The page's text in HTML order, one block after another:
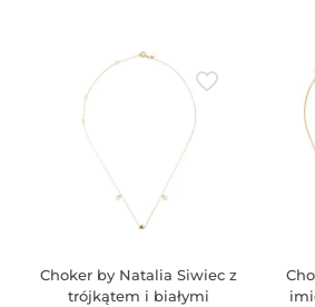
Choker by Natalia Siwiec z
trójkątem i białymi